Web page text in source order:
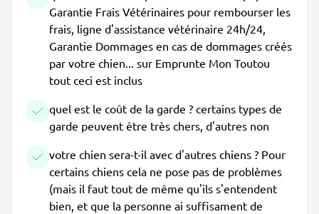
Garantie Frais Vétérinaires pour rembourser les
frais, ligne d'assistance vétérinaire 24h/24,
Garantie Dommages en cas de dommages créés
par votre chien... sur Emprunte Mon Toutou
tout ceci est inclus
quel est le coût de la garde ? certains types de
garde peuvent être très chers, d'autres non
votre chien sera-t-il avec d'autres chiens ? Pour
certains chiens cela ne pose pas de problèmes
(mais il faut tout de même qu'ils s'entendent
bien, et que la personne ai suffisament de